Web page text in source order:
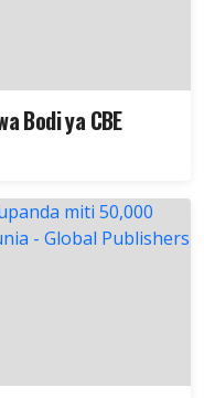
Bodi ya CBE